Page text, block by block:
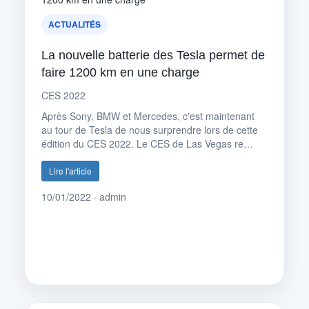
ACTUALITÉS
La nouvelle batterie des Tesla permet de
faire 1200 km en une charge
CES 2022
Après Sony, BMW et Mercedes, c'est maintenant
au tour de Tesla de nous surprendre lors de cette
édition du CES 2022. Le CES de Las Vegas re…
Lire l'article
10/01/2022 · admin